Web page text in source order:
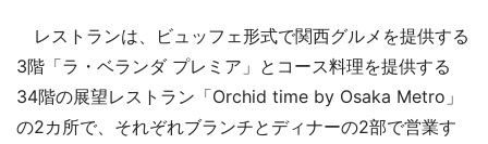
レストランは、ビュッフェ形式で関西グルメを提供する
3階「ラ・ベランダ プレミア」とコース料理を提供する
34階の展望レストラン「Orchid time by Osaka Metro」
の2カ所で、それぞれブランチとディナーの2部で営業す